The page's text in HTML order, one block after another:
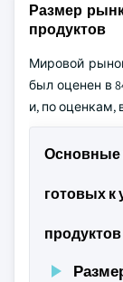
Размер
продуктов
Мировой
был оценен в
и, по оценкам,
Основные
готовых
продуктов